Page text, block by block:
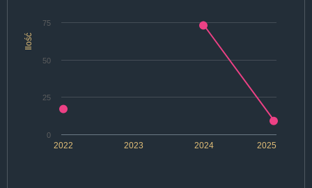
Ilość
2022 2024
2023 2025
0
25
50
75